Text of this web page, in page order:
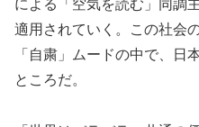
による「空気を読む」同調
適用されていく。この社会
「自粛」ムードの中で、日
ところだ。